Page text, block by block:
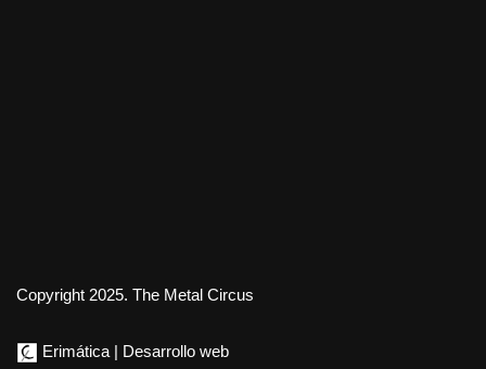
Copyright 2025. The Metal Circus
Erimática | Desarrollo web